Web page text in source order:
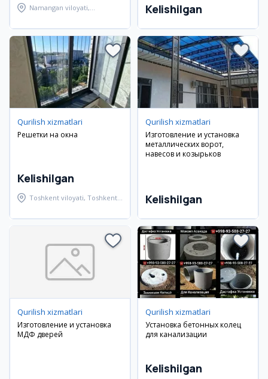
Namangan viloyati,
Kelishilgan
Qurilish xizmatlari
Решетки на окна
Kelishilgan
Toshkent viloyati, Toshkent
Qurilish xizmatlari
Изготовление и установка
металлических ворот,
навесов и козырьков
Kelishilgan
Qurilish xizmatlari
Изготовление и установка
МДФ дверей
Qurilish xizmatlari
Установка бетонных колец
для канализации
Kelishilgan